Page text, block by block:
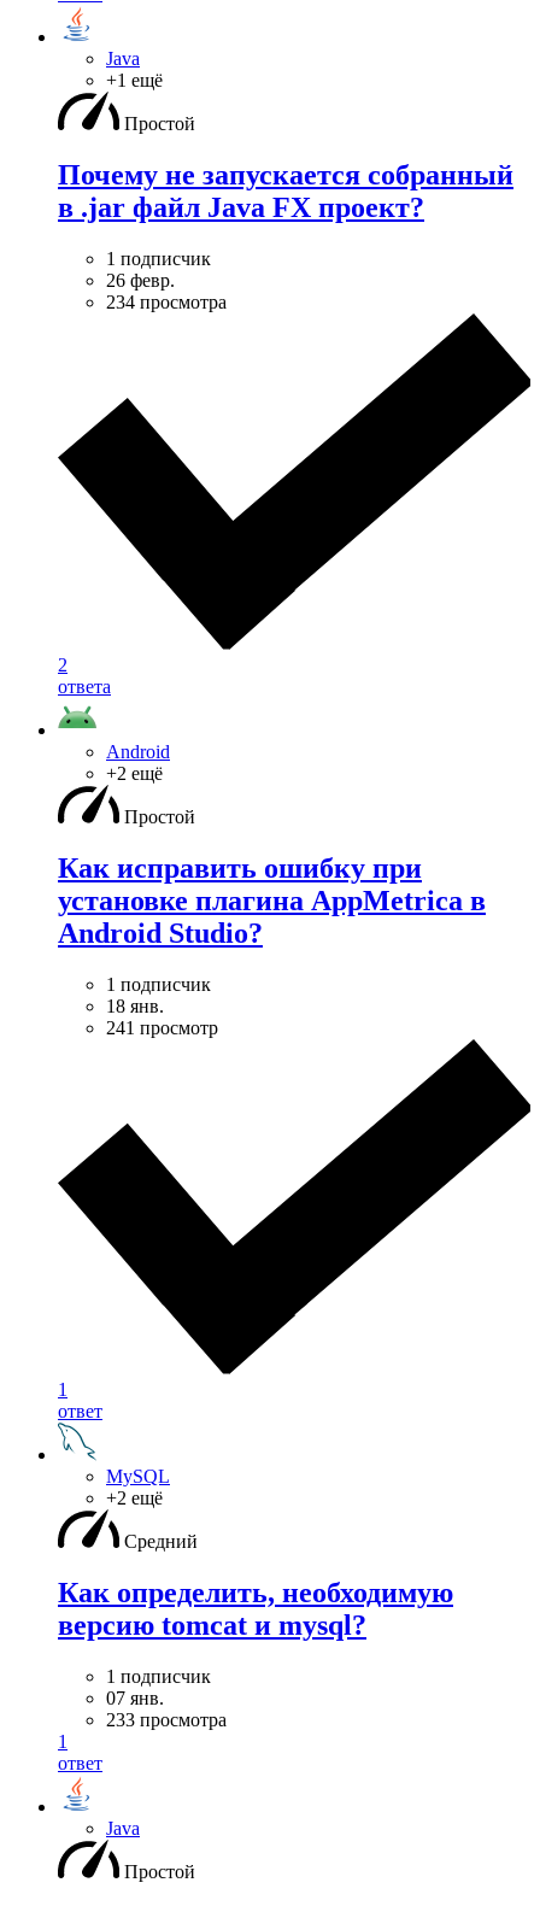
Java
+1 ещё
Простой
Почему не запускается собранный
в .jar файл Java FX проект?
1 подписчик
26 февр.
234 просмотра
2
ответа
Android
+2 ещё
Простой
Как исправить ошибку при
установке плагина AppMetrica в
Android Studio?
1 подписчик
18 янв.
241 просмотр
1
ответ
MySQL
+2 ещё
Средний
Как определить, необходимую
версию tomcat и mysql?
1 подписчик
07 янв.
233 просмотра
1
ответ
Java
Простой